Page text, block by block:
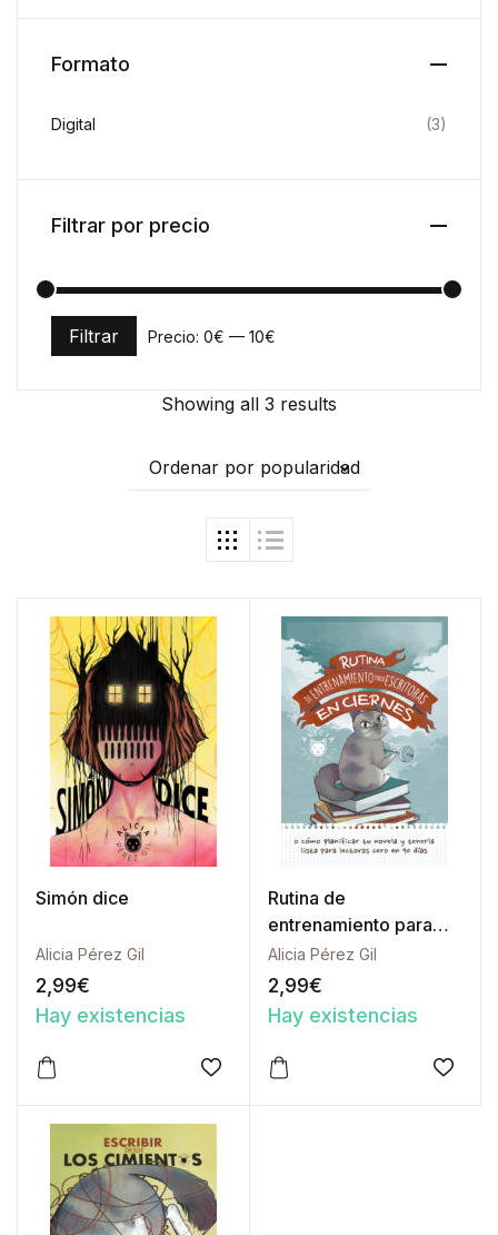
Showing all 3 results
Ordenar por popularidad
Simón dice
Alicia Pérez Gil
2,99€
Hay existencias
Este producto tiene múltiples variantes. Las opciones
Añadir a la lista de deseos
Rutina de
entrenamiento para
escritoras en ciernes
Alicia Pérez Gil
2,99€
Hay existencias
Este producto tiene
Formato
Digital (3)
Filtrar por precio
Precio mínimo
Precio máximo
Filtrar Precio: 0€ — 10€